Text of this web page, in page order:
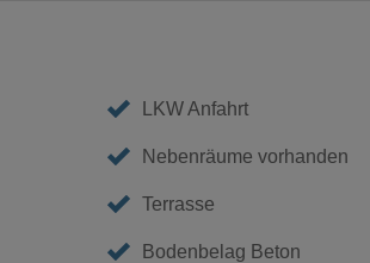
LKW Anfahrt
Nebenräume vorhanden
Terrasse
Bodenbelag Beton